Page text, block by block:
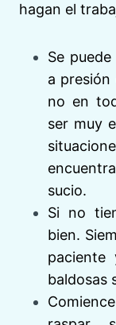
hagan el
Se
a presión
no en
ser muy
sucio.
Si no
bien.
paciente
baldosas